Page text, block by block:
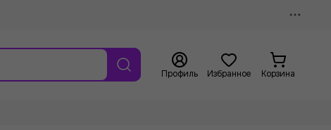
Профиль Избранное Корзина